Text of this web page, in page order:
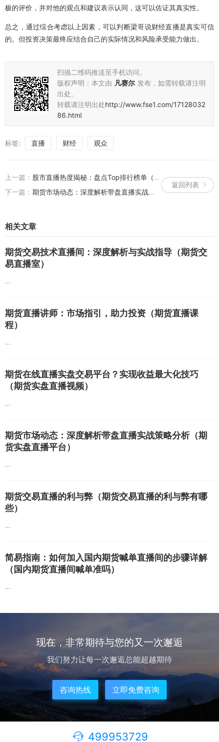
极的评价，并对他的观点和建议表示认同，这可以佐证其真实性。
总之，通过综合考虑以上因素，可以判断梁哥说财经直播是真实可信
的。但投资决策最终应结合自己的实际情况和风险承受能力做出。
扫描二维码推送至手机访问。
版权声明：本文由 凡赛尔 发布，如需转载请注明
出处。
转载请注明出处http://www.fse1.com/17128032
86.html
标签: 直播 财经 观众
返回列表
上一篇： 股市直播热度揭秘：盘点Top排行榜单（最火的股市直播平台）
下一篇： 期货市场动态：深度解析带盘直播实战策略分析（期货实盘直播平台）
相关文章
期货交易技术直播间：深度解析与实战指导（期货交
易直播室）
...
期货直播讲师：市场指引，助力投资（期货直播课
程）
...
期货在线直播实盘交易平台？实现收益最大化技巧
（期货实盘直播视频）
...
期货市场动态：深度解析带盘直播实战策略分析（期
货实盘直播平台）
...
期货交易直播的利与弊（期货交易直播的利与弊有哪
些）
...
简易指南：如何加入国内期货喊单直播间的步骤详解
（国内期货直播间喊单准吗）
...
现在，非常期待与您的又一次邂逅
我们努力让每一次邂逅总能超越期待
咨询热线 立即免费咨询
499953729